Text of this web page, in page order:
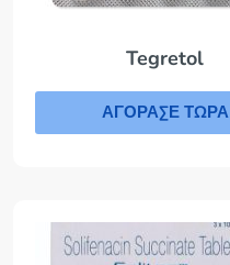
Tegretol
ΑΓΟΡΑΣΕ ΤΩΡΑ